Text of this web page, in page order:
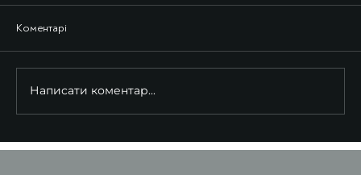
Коментарі
Написати коментар...